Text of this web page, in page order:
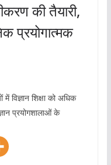
की तैयारी,
प्रयोगात्मक
विज्ञान शिक्षा को अधिक
प्रयोगशालाओं के